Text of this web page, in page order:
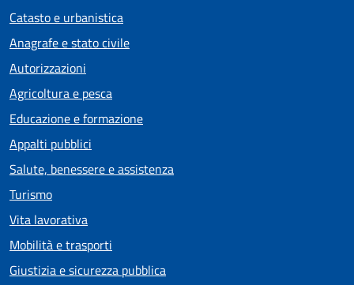
Catasto e urbanistica
Anagrafe e stato civile
Autorizzazioni
Agricoltura e pesca
Educazione e formazione
Appalti pubblici
Salute, benessere e assistenza
Turismo
Vita lavorativa
Mobilità e trasporti
Giustizia e sicurezza pubblica